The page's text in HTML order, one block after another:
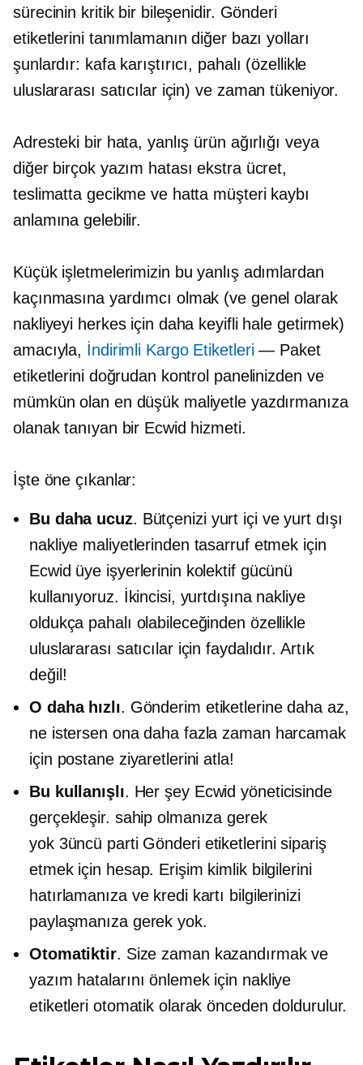
sürecinin kritik bir bileşenidir. Gönderi
etiketlerini tanımlamanın diğer bazı yolları
şunlardır: kafa karıştırıcı, pahalı (özellikle
uluslararası satıcılar için) ve zaman tükeniyor.
Adresteki bir hata, yanlış ürün ağırlığı veya
diğer birçok yazım hatası ekstra ücret,
teslimatta gecikme ve hatta müşteri kaybı
anlamına gelebilir.
Küçük işletmelerimizin bu yanlış adımlardan
kaçınmasına yardımcı olmak (ve genel olarak
nakliyeyi herkes için daha keyifli hale getirmek)
amacıyla, İndirimli Kargo Etiketleri— Paket
etiketlerini doğrudan kontrol panelinizden ve
mümkün olan en düşük maliyetle yazdırmanıza
olanak tanıyan bir Ecwid hizmeti.
İşte öne çıkanlar:
Bu daha ucuz. Bütçenizi yurt içi ve yurt dışı
nakliye maliyetlerinden tasarruf etmek için
Ecwid üye işyerlerinin kolektif gücünü
kullanıyoruz. İkincisi, yurtdışına nakliye
oldukça pahalı olabileceğinden özellikle
uluslararası satıcılar için faydalıdır. Artık
değil!
O daha hızlı. Gönderim etiketlerine daha az,
ne istersen ona daha fazla zaman harcamak
için postane ziyaretlerini atla!
Bu kullanışlı. Her şey Ecwid yöneticisinde
gerçekleşir. sahip olmanıza gerek
yok 3üncü partiGönderi etiketlerini sipariş
etmek için hesap. Erişim kimlik bilgilerini
hatırlamanıza ve kredi kartı bilgilerinizi
paylaşmanıza gerek yok.
Otomatiktir. Size zaman kazandırmak ve
yazım hatalarını önlemek için nakliye
etiketleri otomatik olarak önceden doldurulur.